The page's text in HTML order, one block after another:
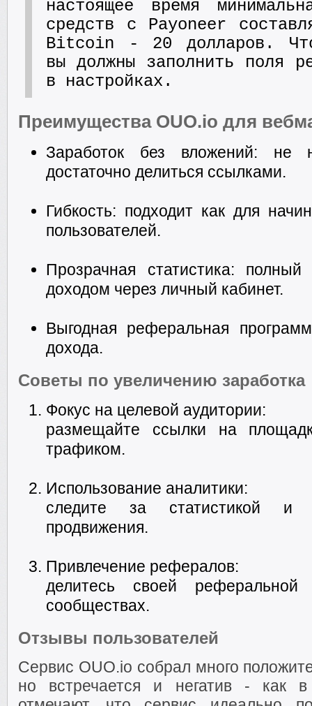
настоящее время
средств с Payoneer
Bitcoin - 20 долларов.
вы должны заполнить поля
в настройках.
Преимущества OUO.io для
Заработок без вложений: не
достаточно делиться ссылками.
Гибкость: подходит как для
пользователей.
Прозрачная статистика:
доходом через личный кабинет.
Выгодная реферальная
дохода.
Советы по увеличению заработка
Фокус на целевой аудитории:
размещайте ссылки на
трафиком.
Использование аналитики:
следите за статистикой и
продвижения.
Привлечение рефералов:
делитесь своей
сообществах.
Отзывы пользователей
Сервис OUO.io собрал много
но встречается и негатив - как